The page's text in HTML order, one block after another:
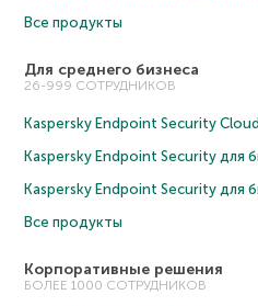
Все продукты
Для среднего бизнеса
26-999 СОТРУДНИКОВ
Kaspersky Endpoint Security Cloud
Kaspersky Endpoint Security для
Kaspersky Endpoint Security для
Все продукты
Корпоративные решения
БОЛЕЕ 1000 СОТРУДНИКОВ